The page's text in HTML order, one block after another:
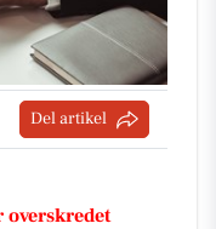
Del artikel